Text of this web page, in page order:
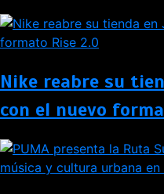
Nike reabre su
con el nuevo